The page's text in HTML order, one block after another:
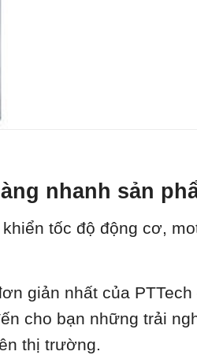
nhanh sản
tốc độ động cơ,
giản nhất của
cho bạn những trải
thị trường.